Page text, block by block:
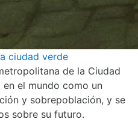
ciudad verde
de la Ciudad
el mundo como un
y sobrepoblación, y se
sobre su futuro.